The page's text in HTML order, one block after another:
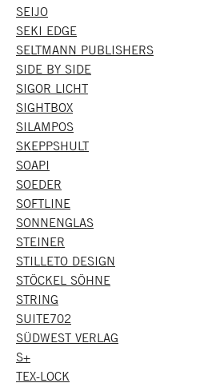
SEIJO
SEKI EDGE
SELTMANN PUBLISHERS
SIDE BY SIDE
SIGOR LICHT
SIGHTBOX
SILAMPOS
SKEPPSHULT
SOAPI
SOEDER
SOFTLINE
SONNENGLAS
STEINER
STILLETO DESIGN
STÖCKEL SÖHNE
STRING
SUITE702
SÜDWEST VERLAG
S+
TEX-LOCK